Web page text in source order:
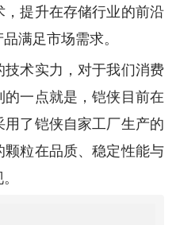
提升在存储行业的前沿
满足市场需求。
术实力，对于我们消费
一点就是，铠侠目前在
了铠侠自家工厂生产的
粒在品质、稳定性能与